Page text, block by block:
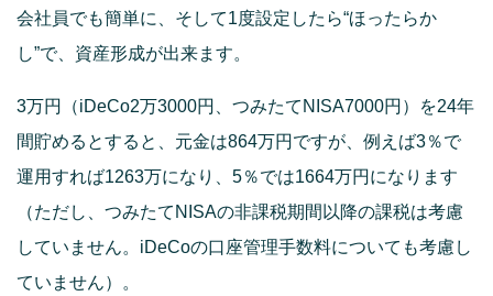
会社員でも簡単に、そして1度設定したら“ほったらか
し”で、資産形成が出来ます。
3万円（iDeCo2万3000円、つみたてNISA7000円）を24年
間貯めるとすると、元金は864万円ですが、例えば3％で
運用すれば1263万になり、5％では1664万円になります
（ただし、つみたてNISAの非課税期間以降の課税は考慮
していません。iDeCoの口座管理手数料についても考慮し
ていません）。